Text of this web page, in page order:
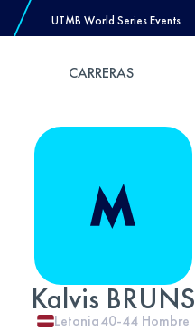
UTMB World Series Events
CARRERAS
Kalvis BRUNS
Letonia40-44 Hombre